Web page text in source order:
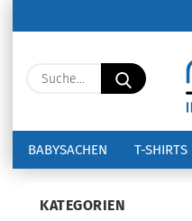
Suche...
BABYSACHEN T-SHIRTS
KATEGORIEN